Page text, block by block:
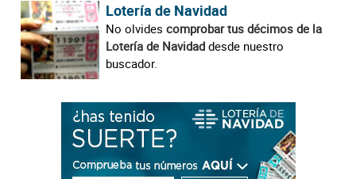
Lotería de Navidad
No olvides comprobar tus décimos de la
Lotería de Navidaddesde nuestro
buscador.